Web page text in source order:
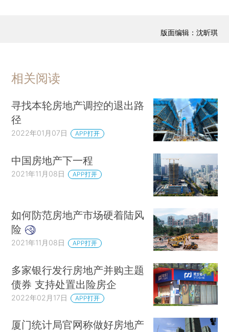
版面编辑：沈昕琪
相关阅读
寻找本轮房地产调控的退出路
径
2022年01月07日 APP打开
中国房地产下一程
2021年11月08日 APP打开
如何防范房地产市场硬着陆风
险
2021年11月08日 APP打开
多家银行发行房地产并购主题
债券 支持处置出险房企
2022年02月17日 APP打开
厦门统计局官网称做好房地产